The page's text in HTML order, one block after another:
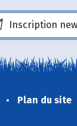
Inscription
Plan du site